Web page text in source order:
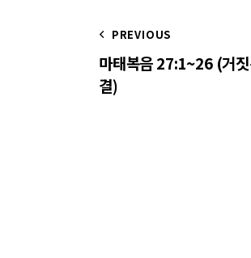
PREVIOUS
마태복음 27:1~26 (거
결)